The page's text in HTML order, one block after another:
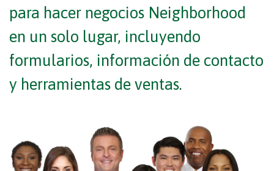
para hacer negocios Neighborhood
en un solo lugar, incluyendo
formularios, información de contacto
y herramientas de ventas.